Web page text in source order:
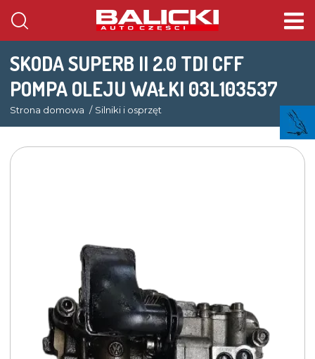
SKODA SUPERB II 2.0 TDI CFF
POMPA OLEJU WAŁKI 03L103537
Strona domowa Silniki i osprzęt